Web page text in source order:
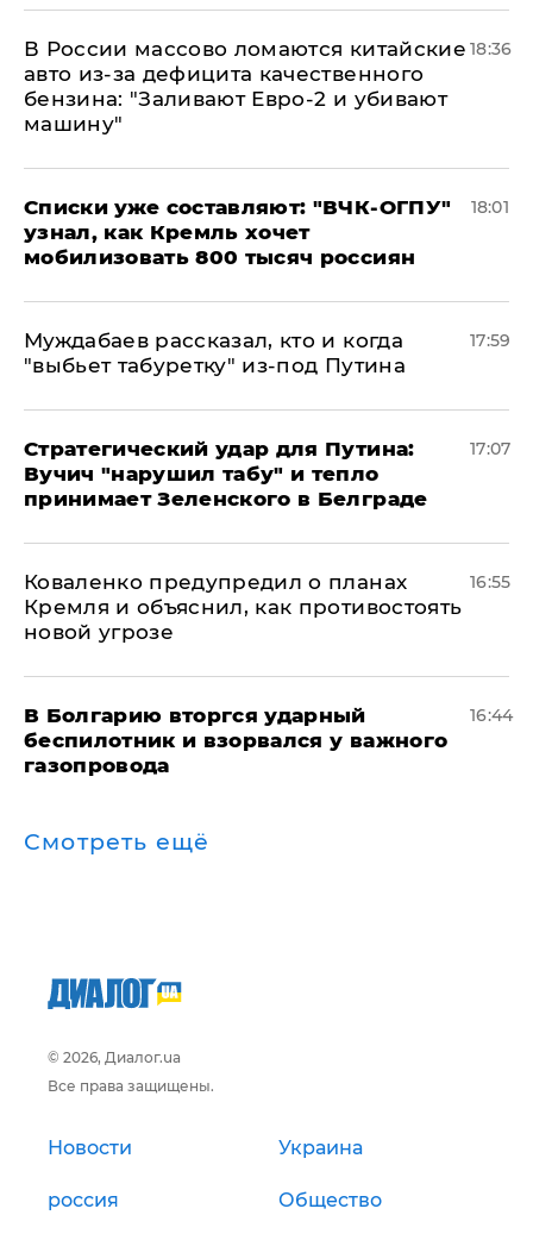
В России массово ломаются китайские
авто из-за дефицита качественного
бензина: "Заливают Евро-2 и убивают
машину"
18:36
Списки уже составляют: "ВЧК-ОГПУ"
узнал, как Кремль хочет
мобилизовать 800 тысяч россиян
18:01
Муждабаев рассказал, кто и когда
"выбьет табуретку" из-под Путина
17:59
Стратегический удар для Путина:
Вучич "нарушил табу" и тепло
принимает Зеленского в Белграде
17:07
Коваленко предупредил о планах
Кремля и объяснил, как противостоять
новой угрозе
16:55
В Болгарию вторгся ударный
беспилотник и взорвался у важного
газопровода
16:44
Смотреть ещё
© 2026, Диалог.ua
Все права защищены.
Новости Украина
россия Общество